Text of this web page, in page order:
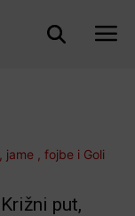
put,